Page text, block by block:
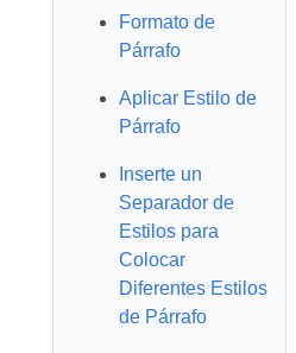
Formato de
Párrafo
Aplicar Estilo de
Párrafo
Inserte un
Separador de
Estilos para
Colocar
Diferentes Estilos
de Párrafo